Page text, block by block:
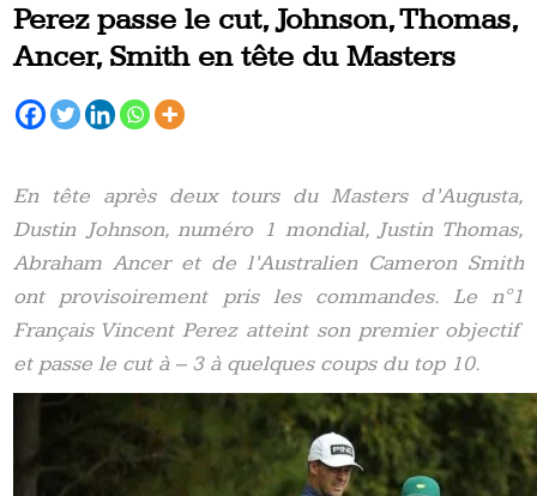
Perez passe le cut, Johnson, Thomas,
Ancer, Smith en tête du Masters
En tête après deux tours du Masters d’Augusta,
Dustin Johnson, numéro 1 mondial, Justin Thomas,
Abraham Ancer et de l’Australien Cameron Smith
ont provisoirement pris les commandes. Le n°1
Français Vincent Perez atteint son premier objectif
et passe le cut à – 3 à quelques coups du top 10.